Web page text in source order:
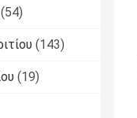
(54)
(143)
(19)